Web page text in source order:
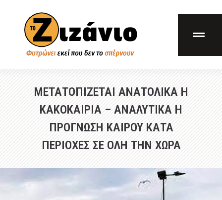
ΜΕΤΑΤΟΠΙΖΕΤΑΙ ΑΝΑΤΟΛΙΚΑ Η
ΚΑΚΟΚΑΙΡΙΑ – ΑΝΑΛΥΤΙΚΑ Η
ΠΡΟΓΝΩΣΗ ΚΑΙΡΟΥ ΚΑΤΑ
ΠΕΡΙΟΧΕΣ ΣΕ ΟΛΗ ΤΗΝ ΧΩΡΑ